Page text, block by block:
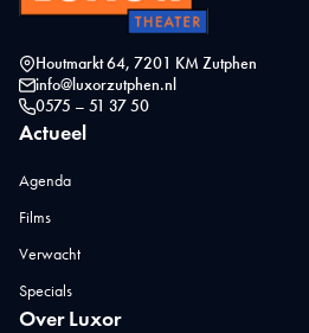
Houtmarkt 64, 7201 KM Zutphen
info@luxorzutphen.nl
0575 – 51 37 50
Actueel
Agenda
Films
Verwacht
Specials
Over Luxor